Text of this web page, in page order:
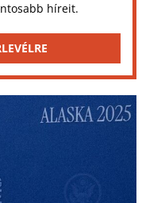
híreit.